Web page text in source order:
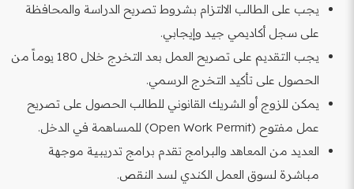
يجب على الطالب الالتزام بشروط تصريح الدراسة والمحافظة
على سجل أكاديمي جيد وإيجابي.
يجب التقديم على تصريح العمل بعد التخرج خلال 180 يوماً من
الحصول على تأكيد التخرج الرسمي.
يمكن للزوج أو الشريك القانوني للطالب الحصول على تصريح
عمل مفتوح (Open Work Permit) للمساهمة في الدخل.
العديد من المعاهد والبرامج تقدم برامج تدريبية موجهة
مباشرة لسوق العمل الكندي لسد النقص.